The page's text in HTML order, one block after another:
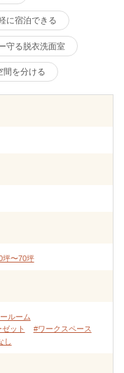
に宿泊できる
守る脱衣洗面室
間を分ける
坪〜70坪
ルーム
ット
#ワークスペース
し